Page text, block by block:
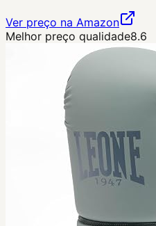
Ver preço na Amazon
Melhor preço qualidade8.6